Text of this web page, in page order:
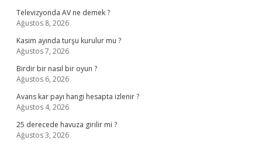
Televizyonda AV ne demek ?
Ağustos 8, 2026
Kasim ayında turşu kurulur mu ?
Ağustos 7, 2026
Birdir bir nasıl bir oyun ?
Ağustos 6, 2026
Avans kar payı hangi hesapta izlenir ?
Ağustos 4, 2026
25 derecede havuza girilir mi ?
Ağustos 3, 2026